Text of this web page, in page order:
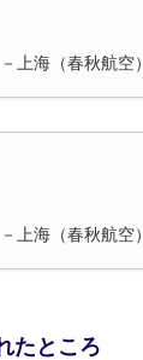
上海（春秋航空）
上海（春秋航空）
たところ